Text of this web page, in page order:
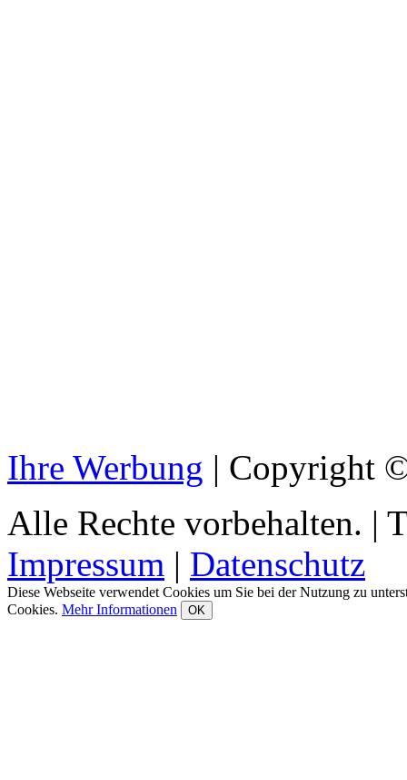
Ihre Werbung | Copyright
Alle Rechte vorbehalten. |
Impressum | Datenschutz
Diese Webseite verwendet Cookies um Sie bei der Nutzung zu
Cookies. Mehr Informationen OK